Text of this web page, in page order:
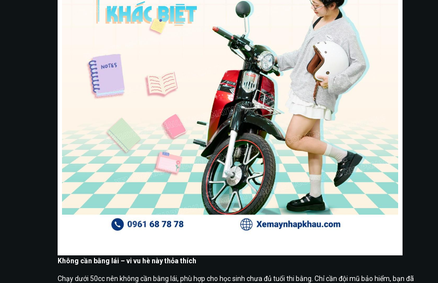
Không cần bằng lái – vi vu hè này thỏa thích
Chạy dưới 50cc nên không cần bằng lái, phù hợp cho học sinh chưa đủ tuổi thi bằng. Chỉ cần đội mũ bảo hiểm, bạn đã